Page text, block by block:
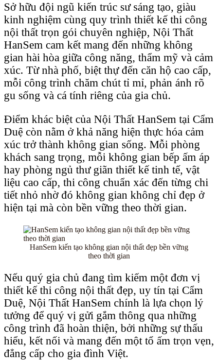
Sở hữu đội ngũ kiến trúc sư sáng tạo, giàu
kinh nghiệm cùng quy trình thiết kế thi công
nội thất trọn gói chuyên nghiệp, Nội Thất
HanSem cam kết mang đến những không
gian hài hòa giữa công năng, thẩm mỹ và cảm
xúc. Từ nhà phố, biệt thự đến căn hộ cao cấp,
mỗi công trình chăm chút tỉ mỉ, phản ánh rõ
gu sống và cá tính riêng của gia chủ.
Điểm khác biệt của Nội Thất HanSem tại Cẩm
Duệ còn nằm ở khả năng hiện thực hóa cảm
xúc trở thành không gian sống. Mỗi phòng
khách sang trọng, mỗi không gian bếp ấm áp
hay phòng ngủ thư giãn thiết kế tinh tế, vật
liệu cao cấp, thi công chuẩn xác đến từng chi
tiết nhỏ nhờ đó không gian không chỉ đẹp ở
hiện tại mà còn bền vững theo thời gian.
HanSem kiến tạo không gian nội thất đẹp bền vững
theo thời gian
Nếu quý gia chủ đang tìm kiếm một đơn vị
thiết kế thi công nội thất đẹp, uy tín tại Cẩm
Duệ, Nội Thất HanSem chính là lựa chọn lý
tưởng để quý vị gửi gắm thông qua những
công trình đã hoàn thiện, bởi những sự thấu
hiểu, kết nối và mang đến một tổ ấm trọn vẹn,
đẳng cấp cho gia đình Việt.